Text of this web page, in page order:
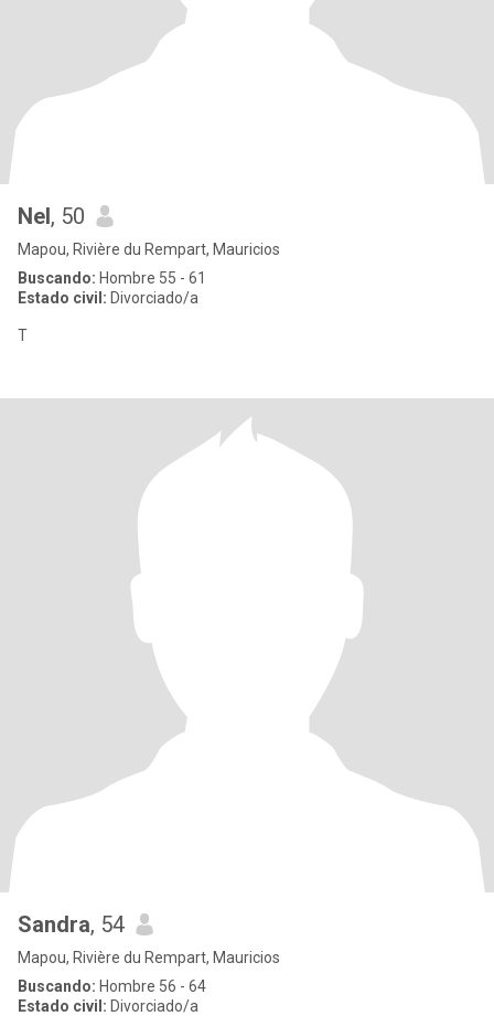
Nel, 50
Mapou, Rivière du Rempart, Mauricios
Buscando: Hombre 55 - 61
Estado civil: Divorciado/a
T
Sandra, 54
Mapou, Rivière du Rempart, Mauricios
Buscando: Hombre 56 - 64
Estado civil: Divorciado/a